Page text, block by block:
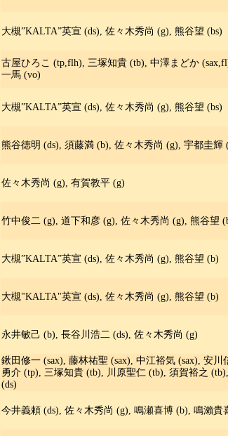
大槻”KALTA”英宣 (ds), 佐々木秀尚 (g), 熊谷望 (bs)
古屋ひろこ (tp,flh), 三塚知貴 (tb), 中澤まどか
一馬 (vo)
大槻”KALTA”英宣 (ds), 佐々木秀尚 (g), 熊谷望 (bs)
熊谷徳明 (ds), 須藤満 (b), 佐々木秀尚 (g), 宇都圭輝
佐々木秀尚 (g), 有賀教平 (g)
竹中俊二 (g), 道下和彦 (g), 佐々木秀尚 (g), 熊谷望
大槻”KALTA”英宣 (ds), 佐々木秀尚 (g), 熊谷望 (b)
大槻"KALTA"英宣 (ds), 佐々木秀尚 (g), 熊谷望 (b)
永井敏己 (b), 長谷川浩二 (ds), 佐々木秀尚 (g)
鍬田修一 (sax), 藤林祐聖 (sax), 中江裕気 (sax), 安
勇介 (tp), 三塚知貴 (tb), 川原聖仁 (tb), 須賀裕之
(ds)
今井義頼 (ds), 佐々木秀尚 (g), 鳴瀬喜博 (b), 鳴瀨